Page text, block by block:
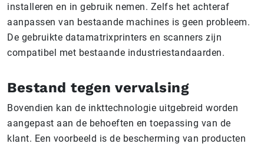
installeren en in gebruik nemen. Zelfs het achteraf
aanpassen van bestaande machines is geen probleem.
De gebruikte datamatrixprinters en scanners zijn
compatibel met bestaande industriestandaarden.
Bestand tegen vervalsing
Bovendien kan de inkttechnologie uitgebreid worden
aangepast aan de behoeften en toepassing van de
klant. Een voorbeeld is de bescherming van producten